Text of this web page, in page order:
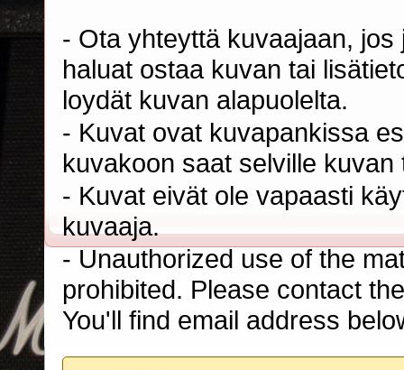
- Ota yhteyttä kuvaajaan,
haluat ostaa kuvan tai
loydät kuvan alapuolelta.
- Kuvat ovat kuvapankissa
kuvakoon saat selville
- Kuvat eivät ole vapaasti
kuvaaja.
- Unauthorized use of the
prohibited. Please contact
You'll find email address